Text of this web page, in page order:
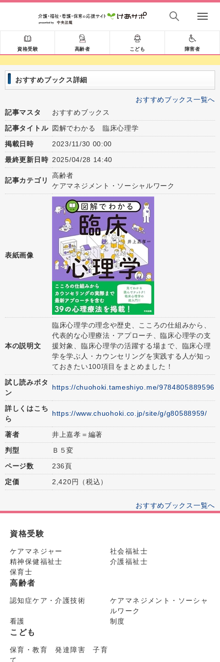
資格受験 高齢者 こども 障害者
おすすめブックス詳細
おすすめブックス一覧へ
記事マスタ
おすすめブックス
記事タイトル 図解でわかる 臨床心理学
掲載日時
2023/11/30 00:00
最終更新日時 2025/04/28 14:40
記事カテゴリ
高齢者
ケアマネジメント・ソーシャルワーク
表紙画像
本の説明文
臨床心理学の理念や歴史、こころの仕組みから、
代表的な心理療法・アプローチ、臨床心理学の支
援対象、臨床心理学の活躍する場まで、臨床心理
学を学ぶ人・カウンセリングを実践する人が知っ
ておきたい100項目をまとめました！
試し読みボタ
ン
https://chuohoki.tameshiyo.me/9784805889596
詳しくはこち
ら
https://www.chuohoki.co.jp/site/g/g80588959/
著者
井上嘉孝＝編著
判型
Ｂ５変
ページ数
236頁
定価
2,420円（税込）
おすすめブックス一覧へ
資格受験
ケアマネジャー
社会福祉士
精神保健福祉士
介護福祉士
保育士
高齢者
認知症ケア・介護技術
ケアマネジメント・ソーシャ
ルワーク
看護
制度
こども
保育・教育 発達障害 子育
て